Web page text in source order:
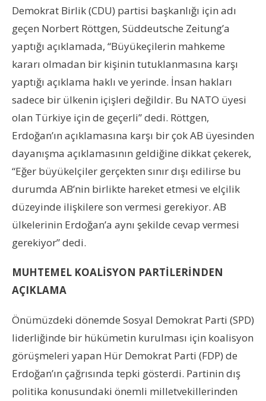
Demokrat Birlik (CDU) partisi başkanlığı için adı
geçen Norbert Röttgen, Süddeutsche Zeitung’a
yaptığı açıklamada, “Büyükeçilerin mahkeme
kararı olmadan bir kişinin tutuklanmasına karşı
yaptığı açıklama haklı ve yerinde. İnsan hakları
sadece bir ülkenin içişleri değildir. Bu NATO üyesi
olan Türkiye için de geçerli” dedi. Röttgen,
Erdoğan’ın açıklamasına karşı bir çok AB üyesinden
dayanışma açıklamasının geldiğine dikkat çekerek,
“Eğer büyükelçiler gerçekten sınır dışı edilirse bu
durumda AB’nin birlikte hareket etmesi ve elçilik
düzeyinde ilişkilere son vermesi gerekiyor. AB
ülkelerinin Erdoğan’a aynı şekilde cevap vermesi
gerekiyor” dedi.
MUHTEMEL KOALİSYON PARTİLERİNDEN
AÇIKLAMA
Önümüzdeki dönemde Sosyal Demokrat Parti (SPD)
liderliğinde bir hükümetin kurulması için koalisyon
görüşmeleri yapan Hür Demokrat Parti (FDP) de
Erdoğan’ın çağrısında tepki gösterdi. Partinin dış
politika konusundaki önemli milletvekillerinden